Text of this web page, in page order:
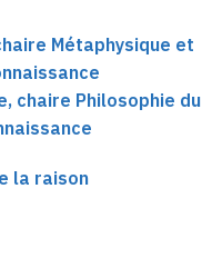
Métaphysique et
chaire Philosophie du
la raison